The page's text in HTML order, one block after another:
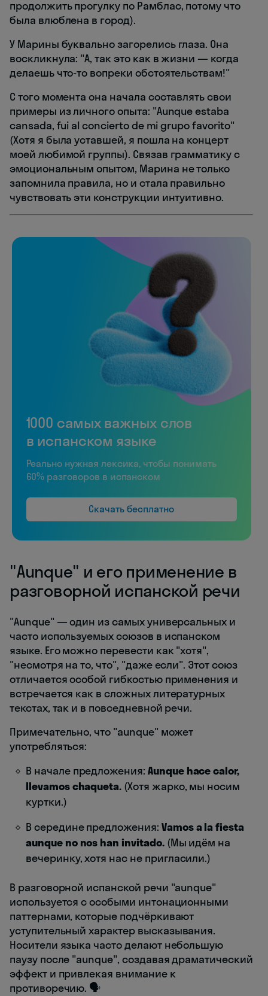
продолжить прогулку по Рамблас, потому что
была влюблена в город).
У Марины буквально загорелись глаза. Она
воскликнула: "А, так это как в жизни — когда
делаешь что-то вопреки обстоятельствам!"
С того момента она начала составлять свои
примеры из личного опыта: "Aunque estaba
cansada, fui al concierto de mi grupo favorito"
(Хотя я была уставшей, я пошла на концерт
моей любимой группы). Связав грамматику с
эмоциональным опытом, Марина не только
запомнила правила, но и стала правильно
чувствовать эти конструкции интуитивно.
1000 самых важных слов
в испанском языке
Реально нужная лексика, чтобы понимать
60% разговоров в испанском
Скачать бесплатно
"Aunque" и его применение в
разговорной испанской речи
"Aunque" — один из самых универсальных и
часто используемых союзов в испанском
языке. Его можно перевести как "хотя",
"несмотря на то, что", "даже если". Этот союз
отличается особой гибкостью применения и
встречается как в сложных литературных
текстах, так и в повседневной речи.
Примечательно, что "aunque" может
употребляться:
В начале предложения: Aunque hace calor,
llevamos chaqueta. (Хотя жарко, мы носим
куртки.)
В середине предложения: Vamos a la fiesta
aunque no nos han invitado.(Мы идём на
вечеринку, хотя нас не пригласили.)
В разговорной испанской речи "aunque"
используется с особыми интонационными
паттернами, которые подчёркивают
уступительный характер высказывания.
Носители языка часто делают небольшую
паузу после "aunque", создавая драматический
эффект и привлекая внимание к
противоречию. 🗣️